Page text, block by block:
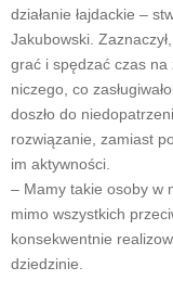
działanie łajdackie –
Jakubowski.
grać i spędzać czas
niczego, co
doszło do
rozwiązanie, zamiast
im aktywności.
– Mamy takie osoby w
mimo wszystkich
konsekwentnie
dziedzinie.